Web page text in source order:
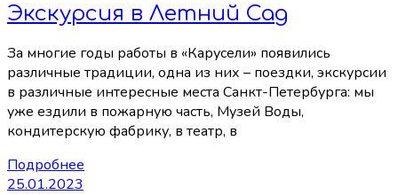
Экскурсия в Летний Сад
За многие годы работы в «Карусели» появились
различные традиции, одна из них – поездки, экскурсии
в различные интересные места Санкт-Петербурга: мы
уже ездили в пожарную часть, Музей Воды,
кондитерскую фабрику, в театр, в
Подробнее
25.01.2023